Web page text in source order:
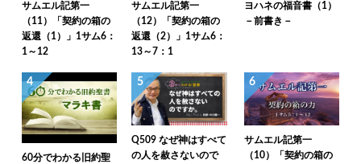
サムエル記第一
（11）「契約の箱の
返還（1）」1サム6：
1～12
サムエル記第一
（12）「契約の箱の
返還（2）」1サム6：
13～7：1
ヨハネの福音書（1）
－前書き－
4
60分でわかる旧約聖
5
Q509 なぜ神はすべて
の人を赦さないので
6
サムエル記第一
（10）「契約の箱の